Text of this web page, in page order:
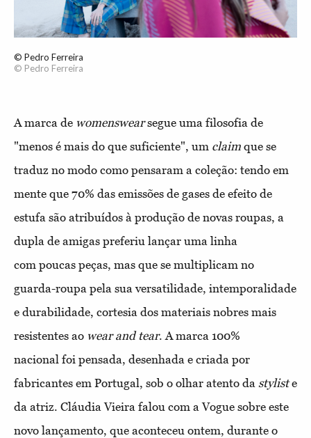
© Pedro Ferreira
© Pedro Ferreira
A marca de womenswearsegue uma filosofia de
"menos é mais do que suficiente", um claim que se
traduz no modo como pensaram a coleção: tendo em
mente que 70% das emissões de gases de efeito de
estufa são atribuídos à produção de novas roupas, a
dupla de amigas preferiu lançar uma linha
com poucas peças, mas que se multiplicam no
guarda-roupa pela sua versatilidade, intemporalidade
e durabilidade, cortesia dos materiais nobres mais
resistentes ao wear and tear. A marca 100%
nacional foi pensada, desenhada e criada por
fabricantes em Portugal, sob o olhar atento da styliste
da atriz. Cláudia Vieira falou com a Vogue sobre este
novo lançamento, que aconteceu ontem, durante o